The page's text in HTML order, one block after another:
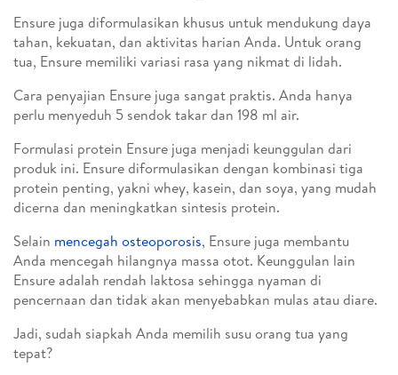
Ensure juga diformulasikan khusus untuk mendukung daya
tahan, kekuatan, dan aktivitas harian Anda. Untuk orang
tua, Ensure memiliki variasi rasa yang nikmat di lidah.
Cara penyajian Ensure juga sangat praktis. Anda hanya
perlu menyeduh 5 sendok takar dan 198 ml air.
Formulasi protein Ensure juga menjadi keunggulan dari
produk ini. Ensure diformulasikan dengan kombinasi tiga
protein penting, yakni whey, kasein, dan soya, yang mudah
dicerna dan meningkatkan sintesis protein.
Selain mencegah osteoporosis, Ensure juga membantu
Anda mencegah hilangnya massa otot. Keunggulan lain
Ensure adalah rendah laktosa sehingga nyaman di
pencernaan dan tidak akan menyebabkan mulas atau diare.
Jadi, sudah siapkah Anda memilih susu orang tua yang
tepat?